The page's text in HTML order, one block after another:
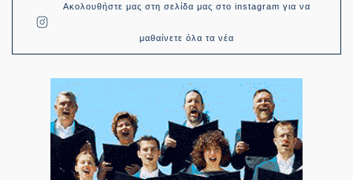
Ακολουθήστε μας στη σελίδα μας στο instagram για να
μαθαίνετε όλα τα νέα